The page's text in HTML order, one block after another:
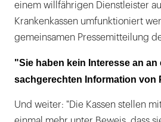
einem willfährigen Dienstleister
Krankenkassen umfunktioniert
gemeinsamen Pressemitteilung
"Sie haben kein Interesse an an
sachgerechten Information von
Und weiter: "Die Kassen stellen